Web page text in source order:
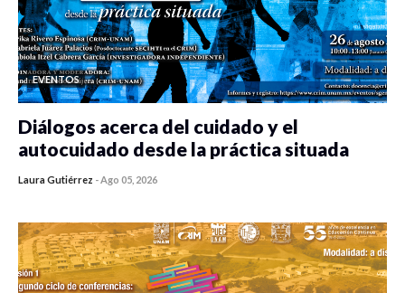
EVENTOS
Diálogos acerca del cuidado y el
autocuidado desde la práctica situada
Laura Gutiérrez -Ago 05, 2026